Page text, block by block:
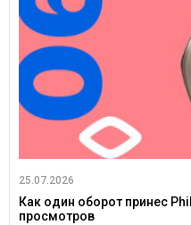
25.07.2026
Как один оборот принес
просмотров